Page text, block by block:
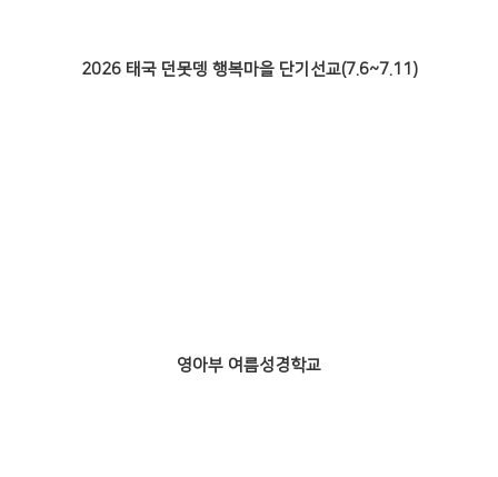
2026 태국 던못뎅 행복마을 단기선교(7.6~7.11)
영아부 여름성경학교